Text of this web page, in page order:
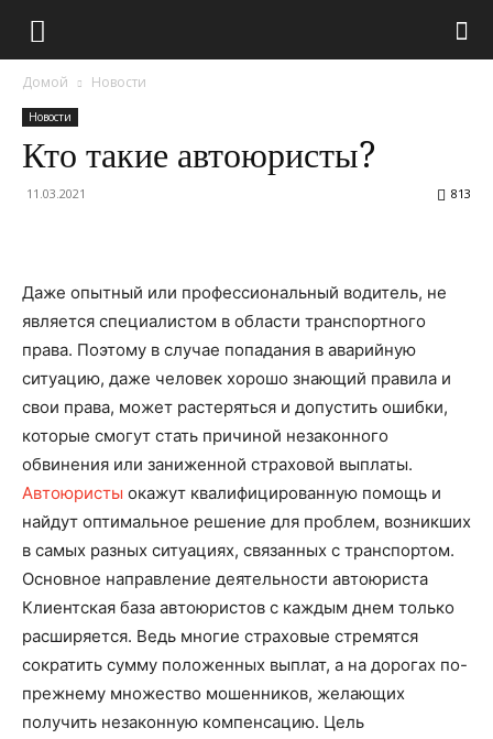
Домой Новости
Новости
Кто такие автоюристы?
11.03.2021 813
Даже опытный или профессиональный водитель, не
является специалистом в области транспортного
права. Поэтому в случае попадания в аварийную
ситуацию, даже человек хорошо знающий правила и
свои права, может растеряться и допустить ошибки,
которые смогут стать причиной незаконного
обвинения или заниженной страховой выплаты.
Автоюристы окажут квалифицированную помощь и
найдут оптимальное решение для проблем, возникших
в самых разных ситуациях, связанных с транспортом.
Основное направление деятельности автоюриста
Клиентская база автоюристов с каждым днем только
расширяется. Ведь многие страховые стремятся
сократить сумму положенных выплат, а на дорогах по-
прежнему множество мошенников, желающих
получить незаконную компенсацию. Цель